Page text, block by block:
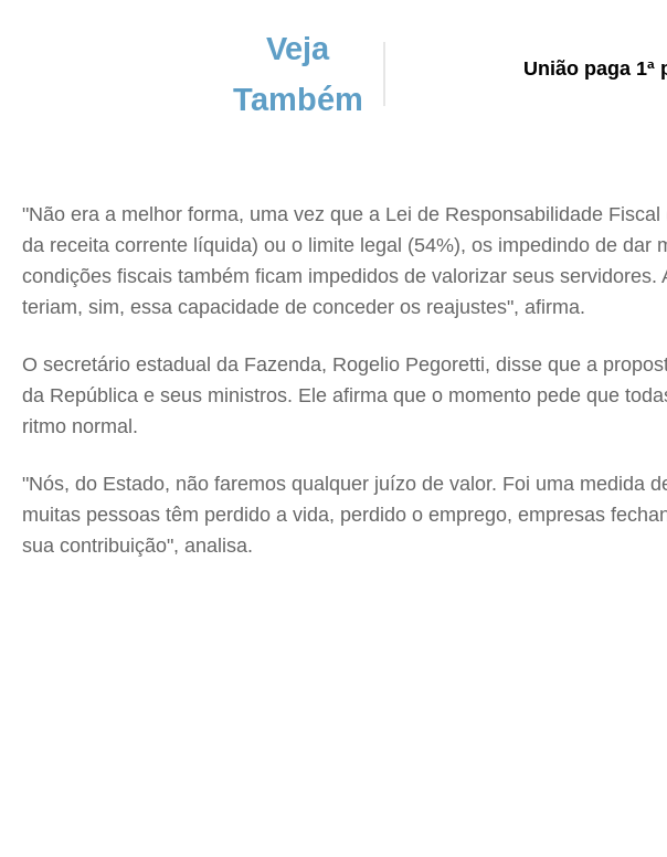
Veja
Também
União paga
"Não era a melhor forma, uma vez que a Lei de Responsabilidade
da receita corrente líquida) ou o limite legal (54%), os impedindo de
condições fiscais também ficam impedidos de valorizar seus
teriam, sim, essa capacidade de conceder os reajustes", afirma.
O secretário estadual da Fazenda, Rogelio Pegoretti, disse que a
da República e seus ministros. Ele afirma que o momento pede que
ritmo normal.
"Nós, do Estado, não faremos qualquer juízo de valor. Foi uma medida
muitas pessoas têm perdido a vida, perdido o emprego, empresas
sua contribuição", analisa.